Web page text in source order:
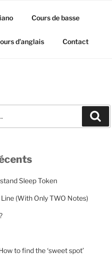
Cours de basse
d’anglais Contact
Sleep Token
(With Only TWO Notes)
to find the ‘sweet spot’